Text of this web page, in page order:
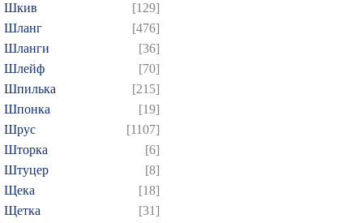
Шкив
[129]
Шланг
[476]
Шланги
[36]
Шлейф
[70]
Шпилька
[215]
Шпонка
[19]
Шрус
[1107]
Шторка
[6]
Штуцер
[8]
Щека
[18]
Щетка
[31]